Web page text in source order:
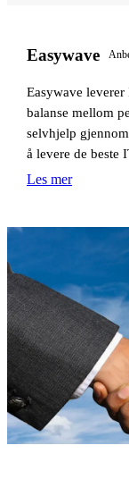
Easywave
Easywave
balanse mellom
selvhjelp
å levere de beste
Les mer